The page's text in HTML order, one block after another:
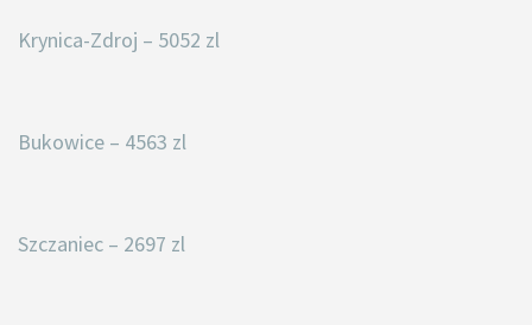
Krynica-Zdroj – 5052 zl
Bukowice – 4563 zl
Szczaniec – 2697 zl